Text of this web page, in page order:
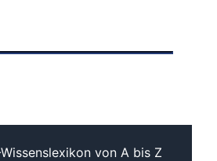
von A bis Z